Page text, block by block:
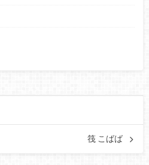
筏 こばば